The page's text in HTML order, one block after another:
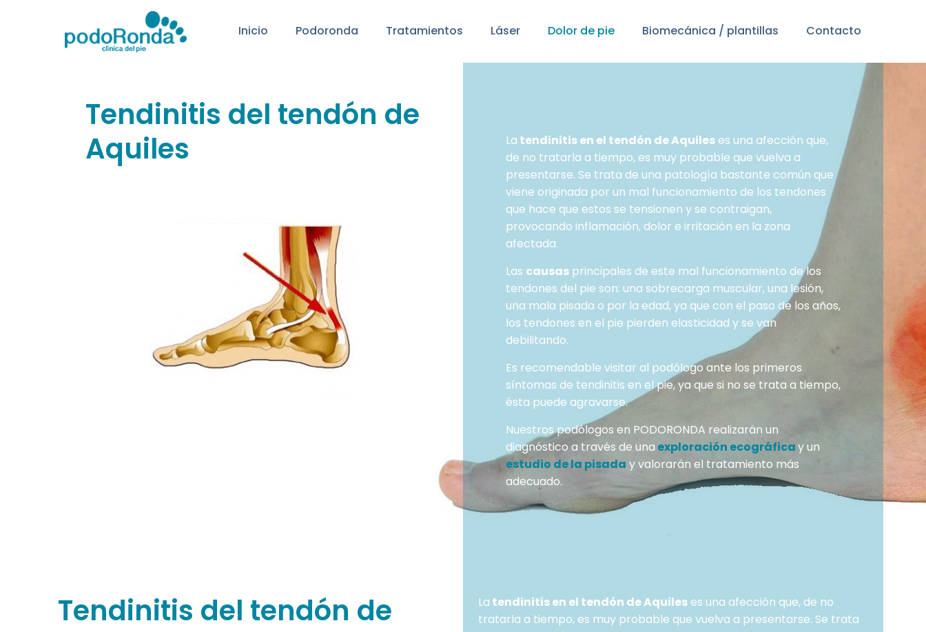
Inicio Podoronda Tratamientos Láser Dolor de pie Biomecánica / plantillas Contacto
Tendinitis del tendón de
Aquiles
La tendinitis en el tendón de Aquiles es una afección que,
de no tratarla a tiempo, es muy probable que vuelva a
presentarse. Se trata de una patología bastante común que
viene originada por un mal funcionamiento de los tendones
que hace que estos se tensionen y se contraigan,
provocando inflamación, dolor e irritación en la zona
afectada.
Las causas principales de este mal funcionamiento de los
tendones del pie son: una sobrecarga muscular, una lesión,
una mala pisada o por la edad, ya que con el paso de los años,
los tendones en el pie pierden elasticidad y se van
debilitando.
Es recomendable visitar al podólogo ante los primeros
síntomas de tendinitis en el pie, ya que si no se trata a tiempo,
ésta puede agravarse.
Nuestros podólogos en PODORONDA realizarán un
diagnóstico a través de una exploración ecográficay un
estudio de la pisada y valorarán el tratamiento más
adecuado.
Tendinitis del tendón de
La tendinitis en el tendón de Aquiles es una afección que, de no
tratarla a tiempo, es muy probable que vuelva a presentarse. Se trata